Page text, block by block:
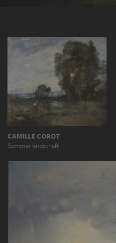
CAMILLE COROT
Sommerlandschaft